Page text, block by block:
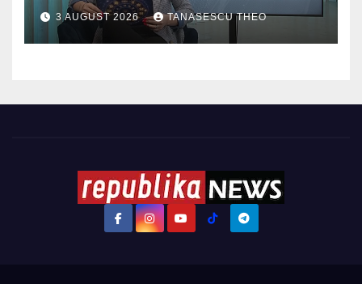
3 AUGUST 2026 TANASESCU THEO